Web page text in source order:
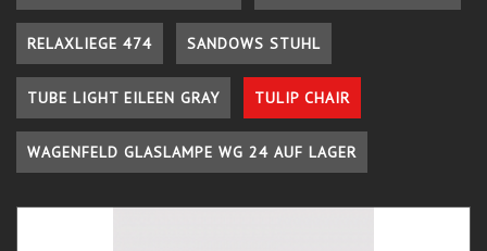
RELAXLIEGE 474 SANDOWS STUHL
TUBE LIGHT EILEEN GRAY TULIP CHAIR
WAGENFELD GLASLAMPE WG 24 AUF LAGER